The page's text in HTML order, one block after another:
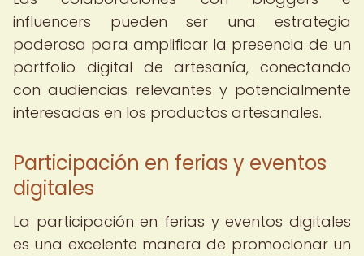
influencers pueden ser una estrategia
poderosa para amplificar la presencia de un
portfolio digital de artesanía, conectando
con audiencias relevantes y potencialmente
interesadas en los productos artesanales.
Participación en ferias y eventos
digitales
La participación en ferias y eventos digitales
es una excelente manera de promocionar un